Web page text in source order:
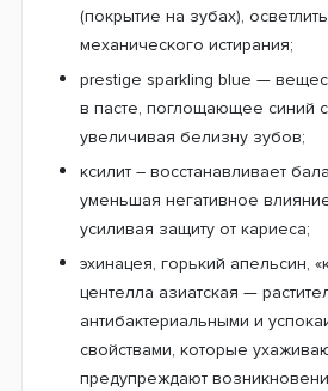
(покрытие на зубах),
механического истирания;
prestige sparkling blue —
в пасте, поглощающее синий
увеличивая белизну зубов;
ксилит – восстанавливает
уменьшая негативное
усиливая защиту от кариеса;
эхинацея, горький апельсин,
центелла азиатская —
антибактериальными и
свойствами, которые
предупреждают